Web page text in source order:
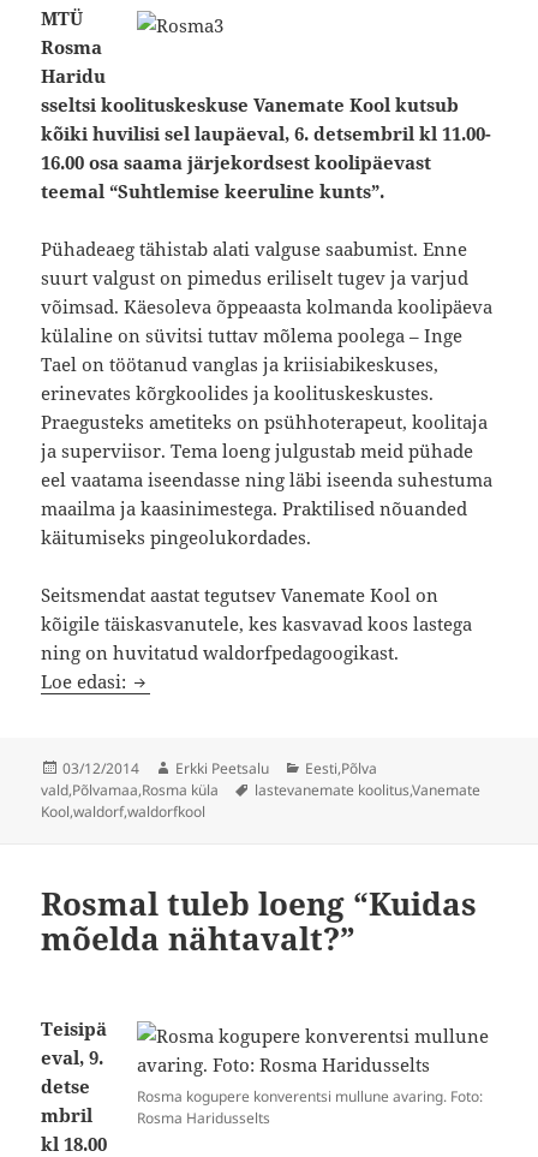
MTÜ
Rosma
Haridu
sseltsi koolituskeskuse Vanemate Kool kutsub
kõiki huvilisi sel laupäeval, 6. detsembril kl 11.00-
16.00 osa saama järjekordsest koolipäevast
teemal “Suhtlemise keeruline kunts”.
Pühadeaeg tähistab alati valguse saabumist. Enne
suurt valgust on pimedus eriliselt tugev ja varjud
võimsad. Käesoleva õppeaasta kolmanda koolipäeva
külaline on süvitsi tuttav mõlema poolega – Inge
Tael on töötanud vanglas ja kriisiabikeskuses,
erinevates kõrgkoolides ja koolituskeskustes.
Praegusteks ametiteks on psühhoterapeut, koolitaja
ja superviisor. Tema loeng julgustab meid pühade
eel vaatama iseendasse ning läbi iseenda suhestuma
maailma ja kaasinimestega. Praktilised nõuanded
käitumiseks pingeolukordades.
Seitsmendat aastat tegutsev Vanemate Kool on
kõigile täiskasvanutele, kes kasvavad koos lastega
ning on huvitatud waldorfpedagoogikast.
Loe edasi: Vanemate Kool lahkab sel laupäeval
Postitatud
03/12/2014 Autor
Erkki Peetsalu Rubriigid
Eesti,Põlva
vald,Põlvamaa,Rosma küla Sildid
lastevanemate koolitus,Vanemate
Kool,waldorf,waldorfkool
Rosmal tuleb loeng “Kuidas
mõelda nähtavalt?”
Rosma kogupere konverentsi mullune avaring. Foto:
Rosma Haridusselts
Teisipä
eval, 9.
detse
mbril
kl 18.00